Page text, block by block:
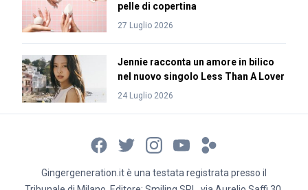
pelle di copertina
27 Luglio 2026
Jennie racconta un amore in bilico
nel nuovo singolo Less Than A Lover
24 Luglio 2026
Gingergeneration.it è una testata registrata presso il